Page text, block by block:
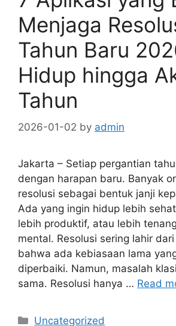
Menjaga
Tahun Baru
Hidup hingga
Tahun
2026-01-02 by admin
Jakarta – Setiap pergantian
dengan harapan baru. Banyak
resolusi sebagai bentuk janji
Ada yang ingin hidup lebih
lebih produktif, atau lebih
mental. Resolusi sering lahir
bahwa ada kebiasaan lama
diperbaiki. Namun, masalah
sama. Resolusi hanya … Read
C
Uncategorized